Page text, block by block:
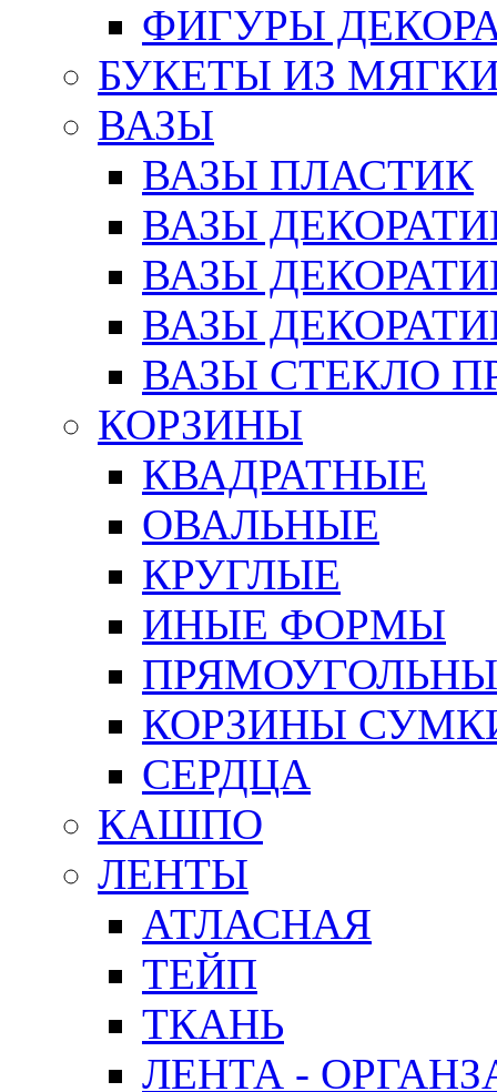
ФИГУРЫ
БУКЕТЫ ИЗ
ВАЗЫ
ВАЗЫ ПЛАСТИК
ВАЗЫ
ВАЗЫ
ВАЗЫ
ВАЗЫ СТЕКЛО
КОРЗИНЫ
КВАДРАТНЫЕ
ОВАЛЬНЫЕ
КРУГЛЫЕ
ИНЫЕ ФОРМЫ
КОРЗИНЫ
СЕРДЦА
КАШПО
ЛЕНТЫ
АТЛАСНАЯ
ТЕЙП
ТКАНЬ
ЛЕНТА -